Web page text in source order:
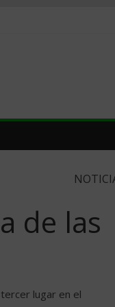
de las
lugar en el